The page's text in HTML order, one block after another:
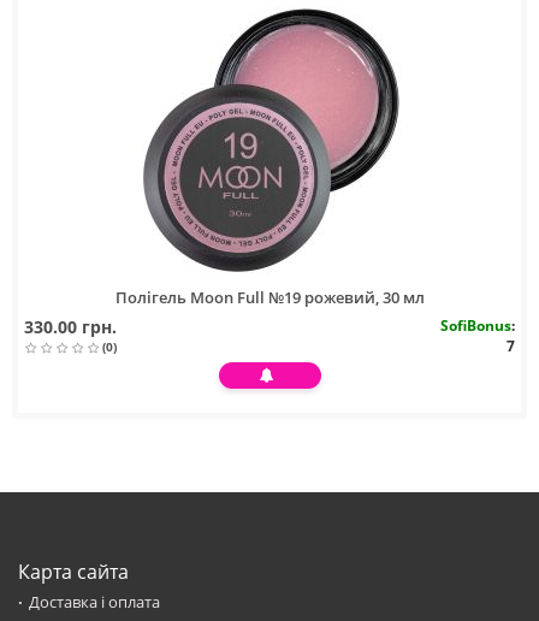
Полігель Moon Full №19 рожевий, 30 мл
330.00 грн.
(0)
SofiBonus:
7
Карта сайта
Доставка і оплата